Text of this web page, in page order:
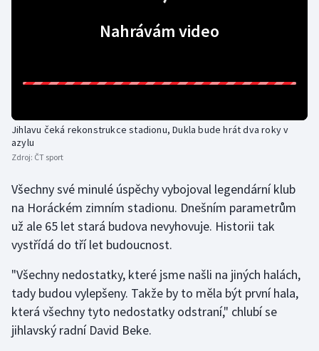
Judo
Lezení
Lyže a snowboard
Moderní pětiboj
Motorsport
Nahrávám video
Jihlavu čeká rekonstrukce stadionu, Dukla bude hrát dva roky v
azylu
Zdroj: ČT sport
Všechny své minulé úspěchy vybojoval legendární klub
na Horáckém zimním stadionu. Dnešním parametrům
už ale 65 let stará budova nevyhovuje. Historii tak
vystřídá do tří let budoucnost.
"Všechny nedostatky, které jsme našli na jiných halách,
tady budou vylepšeny. Takže by to měla být první hala,
která všechny tyto nedostatky odstraní," chlubí se
jihlavský radní David Beke.